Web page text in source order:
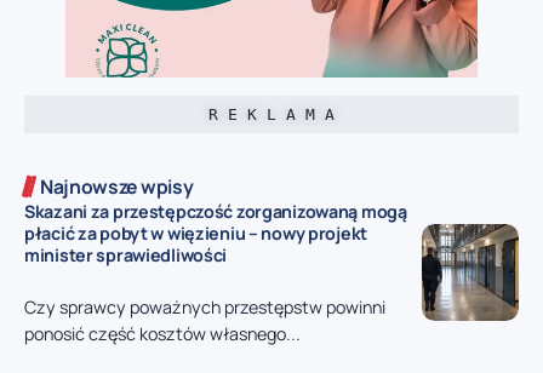
R E K L A M A
Najnowsze wpisy
Skazani za przestępczość zorganizowaną mogą
płacić za pobyt w więzieniu – nowy projekt
minister sprawiedliwości
Czy sprawcy poważnych przestępstw powinni
ponosić część kosztów własnego...